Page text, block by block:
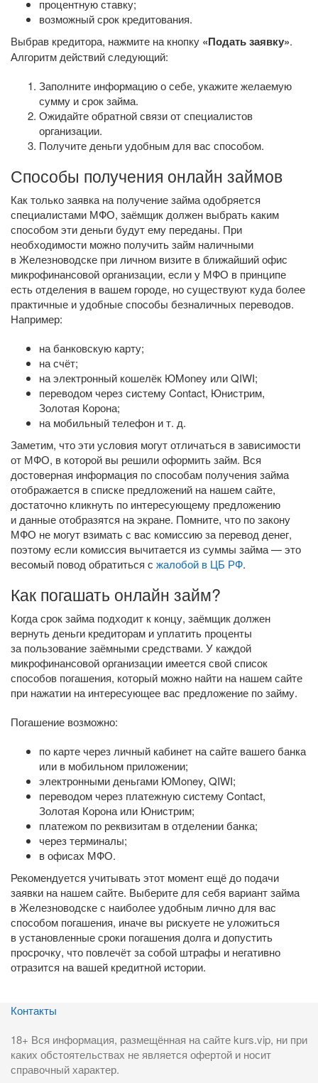
процентную ставку;
возможный срок кредитования.
Выбрав кредитора, нажмите на кнопку «Подать заявку».
Алгоритм действий следующий:
Заполните информацию о себе, укажите желаемую
сумму и срок займа.
Ожидайте обратной связи от специалистов
организации.
Получите деньги удобным для вас способом.
Способы получения онлайн займов
Как только заявка на получение займа одобряется
специалистами МФО, заёмщик должен выбрать каким
способом эти деньги будут ему переданы. При
необходимости можно получить займ наличными
в Железноводске при личном визите в ближайший офис
микрофинансовой организации, если у МФО в принципе
есть отделения в вашем городе, но существуют куда более
практичные и удобные способы безналичных переводов.
Например:
на банковскую карту;
на счёт;
на электронный кошелёк ЮMoney или QIWI;
переводом через систему Contact, Юнистрим,
Золотая Корона;
на мобильный телефон и т. д.
Заметим, что эти условия могут отличаться в зависимости
от МФО, в которой вы решили оформить займ. Вся
достоверная информация по способам получения займа
отображается в списке предложений на нашем сайте,
достаточно кликнуть по интересующему предложению
и данные отобразятся на экране. Помните, что по закону
МФО не могут взимать с вас комиссию за перевод денег,
поэтому если комиссия вычитается из суммы займа — это
весомый повод обратиться с жалобой в ЦБ РФ.
Как погашать онлайн займ?
Когда срок займа подходит к концу, заёмщик должен
вернуть деньги кредиторам и уплатить проценты
за пользование заёмными средствами. У каждой
микрофинансовой организации имеется свой список
способов погашения, который можно найти на нашем сайте
при нажатии на интересующее вас предложение по займу.
Погашение возможно:
по карте через личный кабинет на сайте вашего банка
или в мобильном приложении;
электронными деньгами ЮMoney, QIWI;
переводом через платежную систему Contact,
Золотая Корона или Юнистрим;
платежом по реквизитам в отделении банка;
через терминалы;
в офисах МФО.
Рекомендуется учитывать этот момент ещё до подачи
заявки на нашем сайте. Выберите для себя вариант займа
в Железноводске с наиболее удобным лично для вас
способом погашения, иначе вы рискуете не уложиться
в установленные сроки погашения долга и допустить
просрочку, что повлечёт за собой штрафы и негативно
отразится на вашей кредитной истории.
Контакты
18+ Вся информация, размещённая на сайте kurs.vip, ни при
каких обстоятельствах не является офертой и носит
справочный характер.